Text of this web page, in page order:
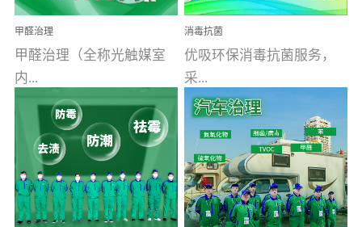
甲醛治理
甲醛治理（全称光触媒室
内...
空气污染净化治理）工业
文明的进步，创造了多姿
多彩的家居产品和生活情
调，但也带来了以甲醛为
消毒抗菌
优吸环保消毒抗菌服务，
采...
用行业公认奥维牌消毒
液，具备杀死人体冠状病
毒的功效，杀菌率
99.99%。相对于传统消毒